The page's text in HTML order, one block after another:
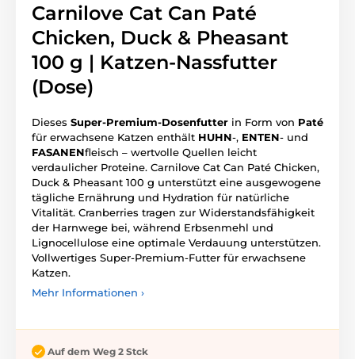
Carnilove Cat Can Paté
Chicken, Duck & Pheasant
100 g | Katzen-Nassfutter
(Dose)
Dieses Super-Premium-Dosenfutter in Form von Paté
für erwachsene Katzen enthält HUHN-, ENTEN- und
FASANENfleisch – wertvolle Quellen leicht
verdaulicher Proteine. Carnilove Cat Can Paté Chicken,
Duck & Pheasant 100 g unterstützt eine ausgewogene
tägliche Ernährung und Hydration für natürliche
Vitalität. Cranberries tragen zur Widerstandsfähigkeit
der Harnwege bei, während Erbsenmehl und
Lignocellulose eine optimale Verdauung unterstützen.
Vollwertiges Super-Premium-Futter für erwachsene
Katzen.
Mehr Informationen ›
Auf dem Weg 2 Stck